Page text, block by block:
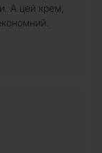
А цей крем,